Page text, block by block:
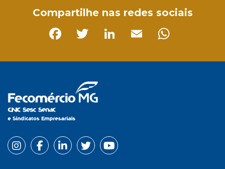
Compartilhe nas redes sociais